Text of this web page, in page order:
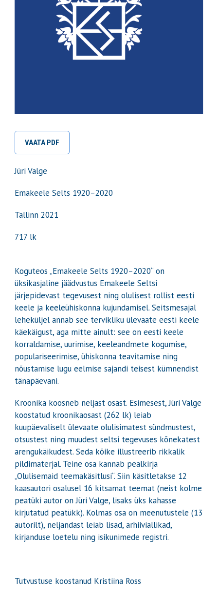
VAATA PDF
Jüri Valge
Emakeele Selts 1920–2020
Tallinn 2021
717 lk
Koguteos „Emakeele Selts 1920–2020“ on
üksikasjaline jäädvustus Emakeele Seltsi
järjepidevast tegevusest ning olulisest rollist eesti
keele ja keeleühiskonna kujundamisel. Seitsmesajal
leheküljel annab see tervikliku ülevaate eesti keele
käekäigust, aga mitte ainult: see on eesti keele
korraldamise, uurimise, keeleandmete kogumise,
populariseerimise, ühiskonna teavitamise ning
nõustamise lugu eelmise sajandi teisest kümnendist
tänapäevani.
Kroonika koosneb neljast osast. Esimesest, Jüri Valge
koostatud kroonikaosast (262 lk) leiab
kuupäevaliselt ülevaate olulisimatest sündmustest,
otsustest ning muudest seltsi tegevuses kõnekatest
arengukäikudest. Seda kõike illustreerib rikkalik
pildimaterjal. Teine osa kannab pealkirja
„Olulisemaid teemakäsitlusi“. Siin käsitletakse 12
kaasautori osalusel 16 kitsamat teemat (neist kolme
peatüki autor on Jüri Valge, lisaks üks kahasse
kirjutatud peatükk). Kolmas osa on meenutustele (13
autorilt), neljandast leiab lisad, arhiiviallikad,
kirjanduse loetelu ning isikunimede registri.
Tutvustuse koostanud Kristiina Ross